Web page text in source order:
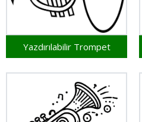
Yazdırılabilir Trompet